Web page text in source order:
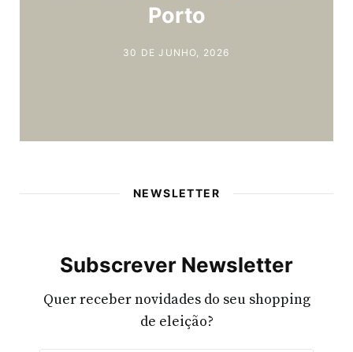
Porto
30 DE JUNHO, 2026
NEWSLETTER
Subscrever Newsletter
Quer receber novidades do seu shopping
de eleição?